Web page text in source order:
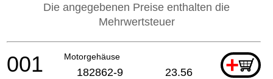
Die angegebenen Preise enthalten die
Mehrwertsteuer
Motorgehäuse +
001 182862-9 23.56